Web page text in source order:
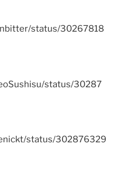
status/30267818
status/30287
status/302876329